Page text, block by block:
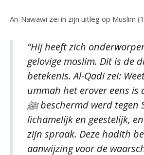
An-Nawawi zei in zijn uitleg op Muslim
“Hij heeft zich
gelovige moslim. Dit is de
betekenis. Al-Qadi zei:
ummah het erover eens is
ﷺ beschermd werd tegen Shaytan,
lichamelijk en geestelijk,
zijn spraak. Deze hadith
aanwijzing voor de